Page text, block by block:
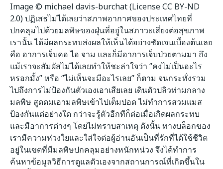
Image © michael davis-burchat (License CC BY-ND
2.0) ปฏิเสธไม่ได้เลยว่าสภาพอากาศของประเทศไทยที่
ปกคลุมไปด้วยมลพิษของฝุ่นที่อยู่ในสภาวะเสี่ยงต่อสุขภาพ
เรานั้น ได้มีผลกระทบส่งผลให้เห็นได้อย่างชัดเจนเบื้องต้นเลย
คือ อาการเจ็บคอ ไอ จาม และก็มีอาการเจ็บป่วยตามมา ถึง
แม้เราจะสัมผัสไม่ได้เลยทำให้ชะล่าใจว่า ‘’คงไม่เป็นอะไร
หรอกมั้ง’’ หรือ ‘’ไม่เห็นจะมีอะไรเลย’’ ก็ตาม จนกระทั่งรวม
ไปถึงการไม่ป้องกันตัวเองเอาเสียเลย เดินตัวปลิวท่ามกลาง
มลพิษ สูดดมเอามลพิษเข้าไปเต็มปอด ไม่ทำการสวมแมส
ป้องกันแต่อย่างใด กว่าจะรู้ตัวอีกทีก็ต่อเมื่อเกิดผลกระทบ
และมีอาการต่างๆ โดยไม่ทราบสาเหตุ ดังนั้น ทางบล็อกของ
เรามีความห่วงใยและใส่ใจต่อผู้อ่านอันเป็นที่รักที่ได้ใช้ชีวิต
อยู่ในเขตที่มีมลพิษปกคลุมอย่างหนักหน่วง จึงได้ทำการ
ค้นหาข้อมูลวิธีการดูแลตัวเองจากสถานการณ์ที่เกิดขึ้นใน